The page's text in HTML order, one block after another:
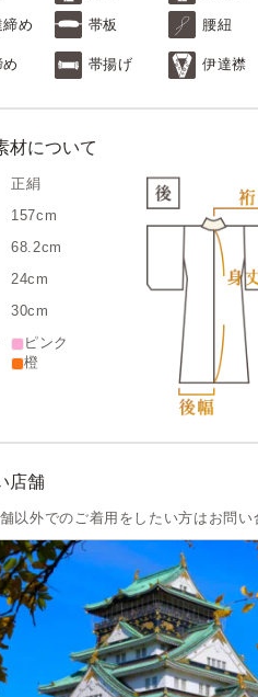
め 帯板 腰紐
帯揚げ 伊達襟
材について
正絹
157cm
68.2cm
24cm
30cm
ピンク
橙
店舗
以外でのご着用をしたい方はお問い